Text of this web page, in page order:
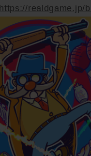
https://realdgame.jp/